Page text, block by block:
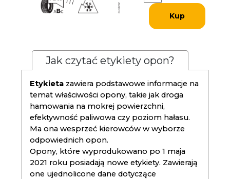
Kup
Jak czytać etykiety opon?
Etykieta zawiera podstawowe informacje na
temat właściwości opony, takie jak droga
hamowania na mokrej powierzchni,
efektywność paliwowa czy poziom hałasu.
Ma ona wesprzeć kierowców w wyborze
odpowiednich opon.
Opony, które wyprodukowano po 1 maja
2021 roku posiadają nowe etykiety. Zawierają
one ujednolicone dane dotyczące